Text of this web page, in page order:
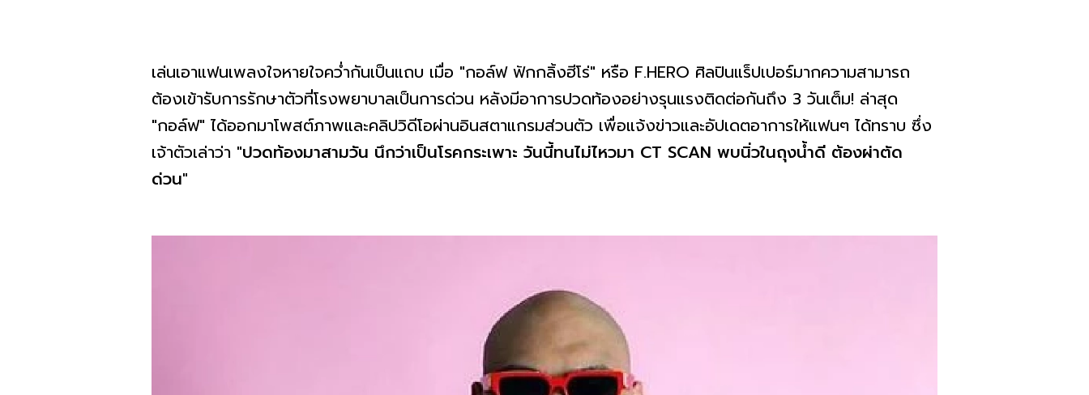
เล่นเอาแฟนเพลงใจหายใจคว่ำกันเป็นแถบ เมื่อ "กอล์ฟ ฟักกลิ้งฮีโร่" หรือ F.HERO ศิลปินแร็ปเปอร์มากความสามารถ
ต้องเข้ารับการรักษาตัวที่โรงพยาบาลเป็นการด่วน หลังมีอาการปวดท้องอย่างรุนแรงติดต่อกันถึง 3 วันเต็ม! ล่าสุด
"กอล์ฟ" ได้ออกมาโพสต์ภาพและคลิปวิดีโอผ่านอินสตาแกรมส่วนตัว เพื่อแจ้งข่าวและอัปเดตอาการให้แฟนๆ ได้ทราบ ซึ่ง
เจ้าตัวเล่าว่า "ปวดท้องมาสามวัน นึกว่าเป็นโรคกระเพาะ วันนี้ทนไม่ไหวมา CT SCAN พบนิ่วในถุงน้ำดี ต้องผ่าตัด
ด่วน"